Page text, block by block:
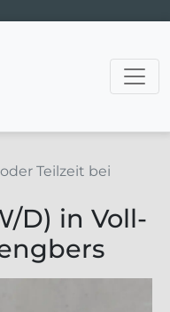
Teilzeit bei
D) in Voll-